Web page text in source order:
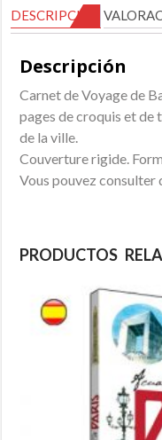
DESCRIPCIÓN
Descripción
Carnet de Voyage de
pages de croquis et de
de la ville.
Couverture rigide.
Vous pouvez consulter
PRODUCTOS